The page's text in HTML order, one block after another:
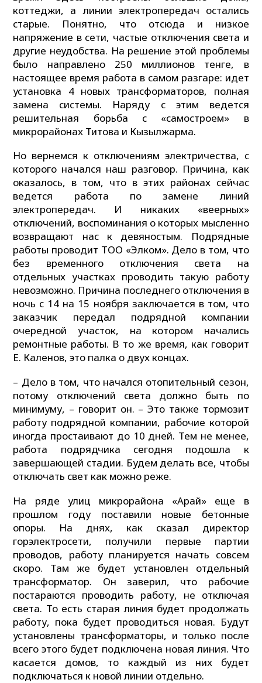
коттеджи, а линии электропередач остались
старые. Понятно, что отсюда и низкое
напряжение в сети, частые отключения света и
другие неудобства. На решение этой проблемы
было направлено 250 миллионов тенге, в
настоящее время работа в самом разгаре: идет
установка 4 новых трансформаторов, полная
замена системы. Наряду с этим ведется
решительная борьба с «самостроем» в
микрорайонах Титова и Кызылжарма.
Но вернемся к отключениям электричества, с
которого начался наш разговор. Причина, как
оказалось, в том, что в этих районах сейчас
ведется работа по замене линий
электропередач. И никаких «веерных»
отключений, воспоминания о которых мысленно
возвращают нас к девяностым. Подрядные
работы проводит ТОО «Элком». Дело в том, что
без временного отключения света на
отдельных участках проводить такую работу
невозможно. Причина последнего отключения в
ночь с 14 на 15 ноября заключается в том, что
заказчик передал подрядной компании
очередной участок, на котором начались
ремонтные работы. В то же время, как говорит
Е. Каленов, это палка о двух концах.
– Дело в том, что начался отопительный сезон,
потому отключений света должно быть по
минимуму, – говорит он. – Это также тормозит
работу подрядной компании, рабочие которой
иногда простаивают до 10 дней. Тем не менее,
работа подрядчика сегодня подошла к
завершающей стадии. Будем делать все, чтобы
отключать свет как можно реже.
На ряде улиц микрорайона «Арай» еще в
прошлом году поставили новые бетонные
опоры. На днях, как сказал директор
горэлектросети, получили первые партии
проводов, работу планируется начать совсем
скоро. Там же будет установлен отдельный
трансформатор. Он заверил, что рабочие
постараются проводить работу, не отключая
света. То есть старая линия будет продолжать
работу, пока будет проводиться новая. Будут
установлены трансформаторы, и только после
всего этого будет подключена новая линия. Что
касается домов, то каждый из них будет
подключаться к новой линии отдельно.